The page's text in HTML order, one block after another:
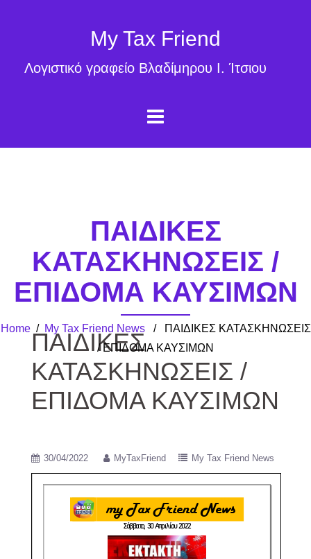
My Tax Friend
Λογιστικό γραφείο Βλαδίμηρου Ι. Ίτσιου
ΠΑΙΔΙΚΕΣ
ΚΑΤΑΣΚΗΝΩΣΕΙΣ /
ΕΠΙΔΟΜΑ ΚΑΥΣΙΜΩΝ
Home/ My Tax Friend News/ ΠΑΙΔΙΚΕΣ ΚΑΤΑΣΚΗΝΩΣΕΙΣ
/ ΕΠΙΔΟΜΑ ΚΑΥΣΙΜΩΝ
ΠΑΙΔΙΚΕΣ
ΚΑΤΑΣΚΗΝΩΣΕΙΣ /
ΕΠΙΔΟΜΑ ΚΑΥΣΙΜΩΝ
30/04/2022 MyTaxFriend My Tax Friend News